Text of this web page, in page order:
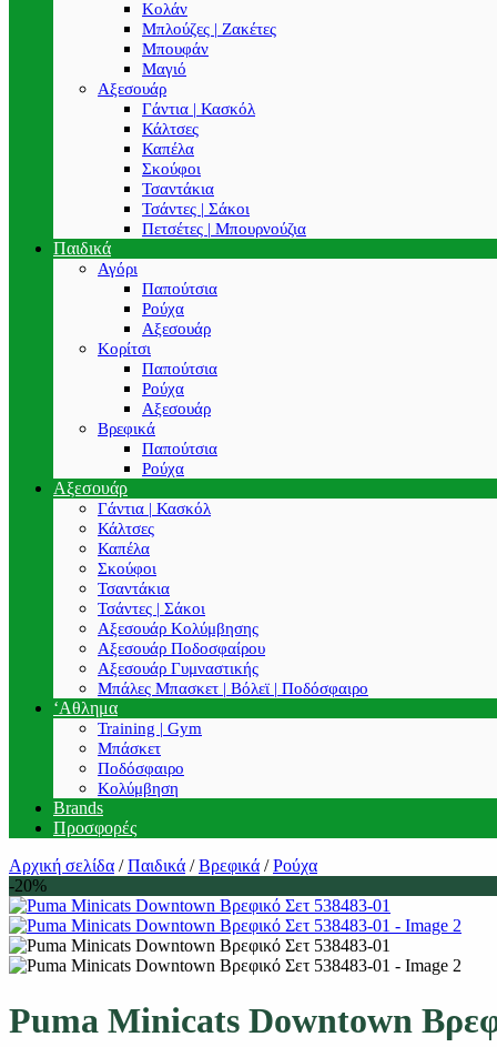
Κολάν
Μπλούζες | Ζακέτες
Μπουφάν
Μαγιό
Αξεσουάρ
Γάντια | Κασκόλ
Κάλτσες
Καπέλα
Σκούφοι
Τσαντάκια
Τσάντες | Σάκοι
Πετσέτες | Μπουρνούζια
Παιδικά
Αγόρι
Παπούτσια
Ρούχα
Αξεσουάρ
Κορίτσι
Παπούτσια
Ρούχα
Αξεσουάρ
Βρεφικά
Παπούτσια
Ρούχα
Αξεσουάρ
Γάντια | Κασκόλ
Κάλτσες
Καπέλα
Σκούφοι
Τσαντάκια
Τσάντες | Σάκοι
Αξεσουάρ Κολύμβησης
Αξεσουάρ Ποδοσφαίρου
Αξεσουάρ Γυμναστικής
Μπάλες Μπασκετ | Βόλεϊ | Ποδόσφαιρο
‘Αθλημα
Training | Gym
Μπάσκετ
Ποδόσφαιρο
Κολύμβηση
Brands
Προσφορές
Αρχική σελίδα / Παιδικά / Βρεφικά / Ρούχα
-20%
Puma Minicats Downtown